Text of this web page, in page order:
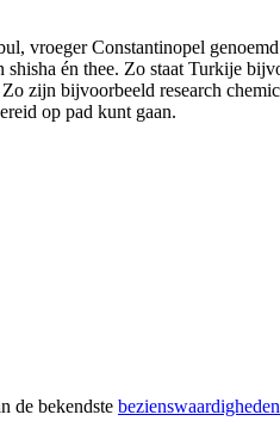
vroeger Constantinopel
én thee. Zo staat Turkije
zijn bijvoorbeeld research
op pad kunt gaan.
de bekendste